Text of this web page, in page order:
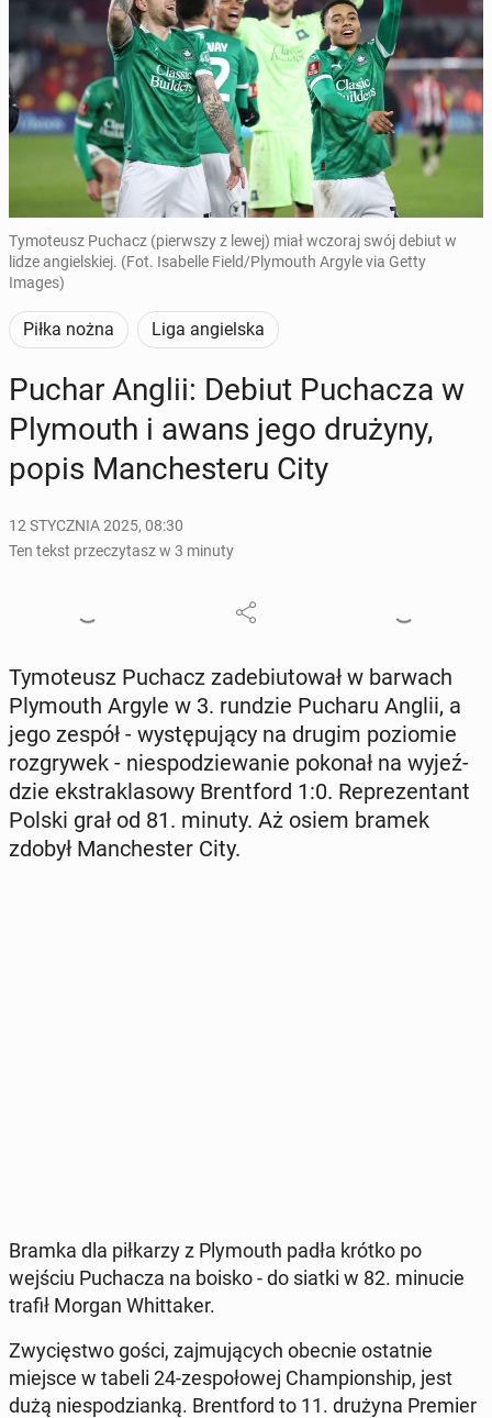
Tymoteusz Puchacz (pierwszy z lewej) miał wczoraj swój debiut w
lidze angielskiej. (Fot. Isabelle Field/Plymouth Argyle via Getty
Images)
Piłka nożna Liga angielska
Puchar Anglii: Debiut Pu­cha­cza w
Ply­mo­uth i awans jego drużyny,
popis Man­che­ste­ru City
12 STYCZNIA 2025, 08:30
Ten tekst przeczytasz w 3 minuty
Ty­mo­te­usz Puchacz za­de­biu­to­wał w barwach
Ply­mo­uth Argyle w 3. rundzie Pucharu Anglii, a
jego zespół - wy­stę­pu­ją­cy na drugim po­zio­mie
roz­gry­wek - nie­spo­dzie­wa­nie pokonał na wy­jeź­
dzie eks­tra­kla­so­wy Brent­ford 1:0. Re­pre­zen­tant
Polski grał od 81. minuty. Aż osiem bramek
zdobył Man­che­ster City.
Bramka dla pił­ka­rzy z Ply­mo­uth padła krótko po
wejściu Pu­cha­cza na boisko - do siatki w 82. minucie
trafił Morgan Whit­ta­ker.
Zwy­cię­stwo gości, zaj­mu­ją­cych obecnie ostat­nie
miejsce w tabeli 24-ze­spo­ło­wej Cham­pion­ship, jest
dużą nie­spo­dzian­ką. Brent­ford to 11. drużyna Premier